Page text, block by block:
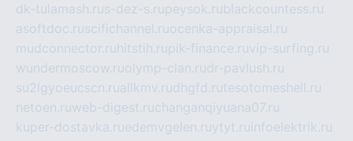
dk-tulamash.rus-dez-s.rupeysok.rublackcountess.ru
asoftdoc.ruscifichannel.ruocenka-appraisal.ru
mudconnector.ru hitstih.rupik-finance.ruvip-surfing.ru
wundermoscow.ruolymp-clan.rudr-pavlush.ru
su2lgyoeucscn.ruallkmv.rudhgfd.rutesotomeshell.ru
netoen.ruweb-digest.ruchanganqiyuana07.ru
kuper-dostavka.ruedemvgelen.ruytyt.ru infoelektrik.ru